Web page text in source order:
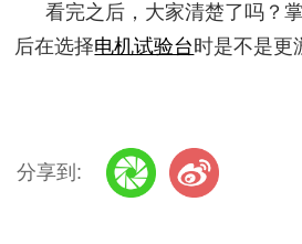
看完之后，大家清楚了吗？
后在选择电机试验台时是不是更
分享到: